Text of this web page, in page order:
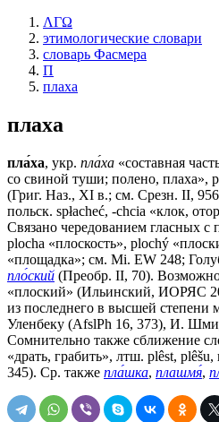
ΛΓΩ
этимологические словари
словарь Фасмера
П
плаха
плаха
пла́ха, укр. пла́ха «составная
со свиной туши; полено, плаха»,
(Григ. Наз., ХI в.; см. Срезн. II,
польск. sрłасhеć, -сhсiа «клок,
Связано чередованием гласных с
рlосhа «плоскость», рlосhý
«площадка»; см. Мi. ЕW 248;
пло́ский (Преобр. II, 70).
«плоский» (Ильинский, ИОРЯС
из последнего в высшей степени
Уленбеку (AfslPh 16, 373), И.
Сомнительно также сближение
«драть, грабить», лтш. plêst,
345). Ср. также пла́шка, плашмя́,